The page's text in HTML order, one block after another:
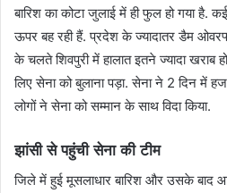
बारिश का कोटा जुलाई में ही फुल हो गया है.
ऊपर बह रही हैं. प्रदेश के ज्यादातर डैम
के चलते शिवपुरी में हालात इतने ज्यादा खराब
लिए सेना को बुलाना पड़ा. सेना ने 2 दिन में
लोगों ने सेना को सम्मान के साथ विदा किया.
झांसी से पहुंची सेना की टीम
जिले में हुई मूसलाधार बारिश और उसके बाद